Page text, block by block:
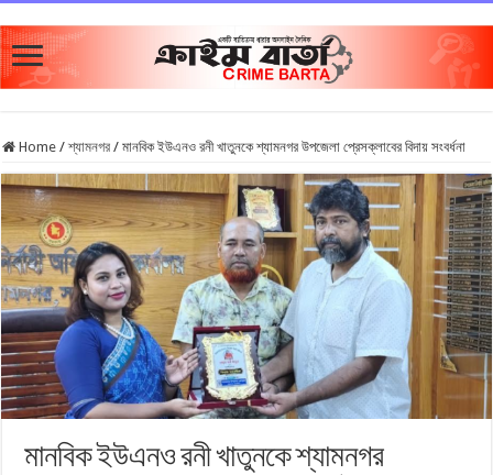
Home / শ্যামনগর / মানবিক ইউএনও রনী খাতুনকে শ্যামনগর উপজেলা প্রেসক্লাবের বিদায় সংবর্ধনা
মানবিক ইউএনও রনী খাতুনকে শ্যামনগর